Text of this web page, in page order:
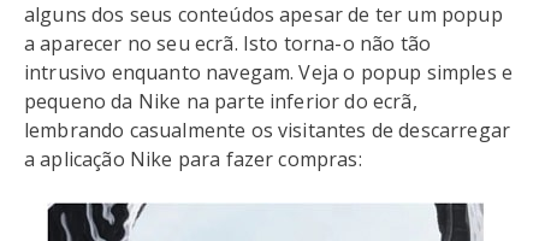
alguns dos seus conteúdos apesar de ter um popup
a aparecer no seu ecrã. Isto torna-o não tão
intrusivo enquanto navegam. Veja o popup simples e
pequeno da Nike na parte inferior do ecrã,
lembrando casualmente os visitantes de descarregar
a aplicação Nike para fazer compras: